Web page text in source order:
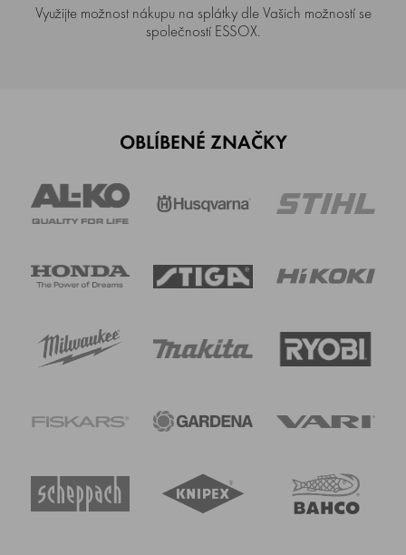
Využijte možnost nákupu na splátky dle Vašich možností se
společností ESSOX.
OBLÍBENÉ ZNAČKY